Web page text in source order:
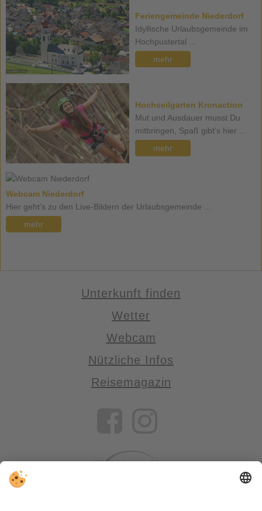
Feriengemeinde Niederdorf
Idyllische Urlaubsgemeinde im
Hochpustertal ...
mehr
Hochseilgarten Kronaction
Mut und Ausdauer musst Du
mitbringen, Spaß gibt’s hier ...
mehr
Webcam Niederdorf
Hier geht’s zu den Live-Bildern der Urlaubsgemeinde ...
mehr
Unterkunft finden
Wetter
Webcam
Nützliche Infos
Reisemagazin